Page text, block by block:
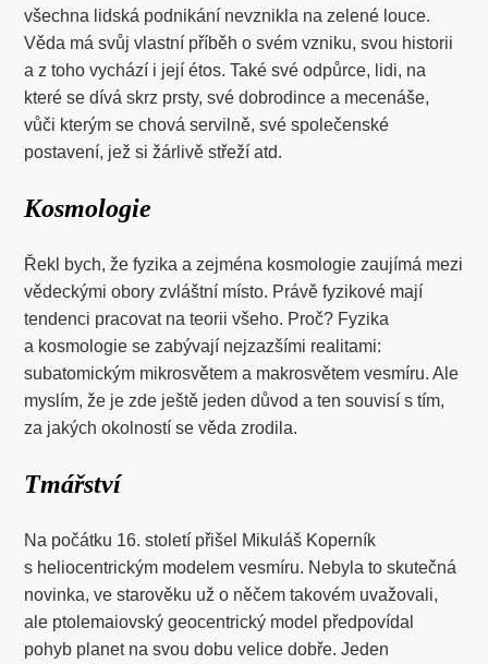
všechna lidská podnikání nevznikla na zelené louce.
Věda má svůj vlastní příběh o svém vzniku, svou historii
a z toho vychází i její étos. Také své odpůrce, lidi, na
které se dívá skrz prsty, své dobrodince a mecenáše,
vůči kterým se chová servilně, své společenské
postavení, jež si žárlivě střeží atd.
Kosmologie
Řekl bych, že fyzika a zejména kosmologie zaujímá mezi
vědeckými obory zvláštní místo. Právě fyzikové mají
tendenci pracovat na teorii všeho. Proč? Fyzika
a kosmologie se zabývají nejzazšími realitami:
subatomickým mikrosvětem a makrosvětem vesmíru. Ale
myslím, že je zde ještě jeden důvod a ten souvisí s tím,
za jakých okolností se věda zrodila.
Tmářství
Na počátku 16. století přišel Mikuláš Koperník
s heliocentrickým modelem vesmíru. Nebyla to skutečná
novinka, ve starověku už o něčem takovém uvažovali,
ale ptolemaiovský geocentrický model předpovídal
pohyb planet na svou dobu velice dobře. Jeden